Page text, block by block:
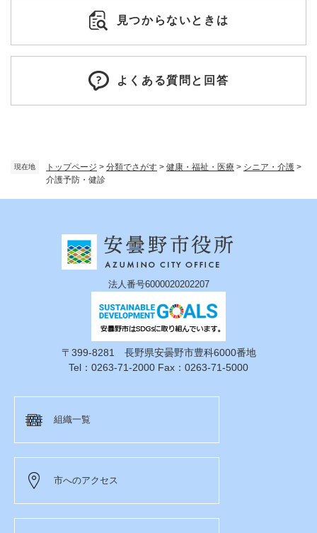
現在地 トップページ > 分類でさがす > 健康・福祉・医療 > シニア・介護 >
介護予防・健診
見つからないときは
よくある質問と回答
法人番号6000020202207
〒399-8281 長野県安曇野市豊科6000番地
Tel：0263-71-2000 Fax：0263-71-5000
組織一覧
市へのアクセス